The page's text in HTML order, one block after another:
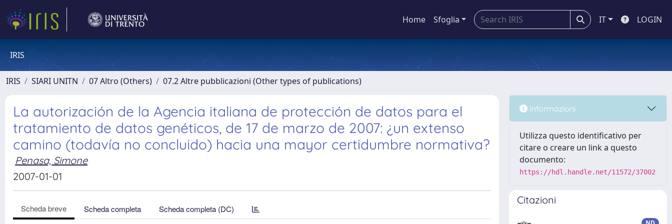
Home Sfoglia IT LOGIN
IRIS
IRIS SIARI UNITN 07 Altro (Others) 07.2 Altre pubblicazioni (Other types of publications)
La autorización de la Agencia italiana de protección de datos para el
tratamiento de datos genéticos, de 17 de marzo de 2007: ¿un extenso
camino (todavía no concluido) hacia una mayor certidumbre normativa?
Penasa, Simone
2007-01-01
Scheda breve Scheda completa Scheda completa (DC)
Informazioni
Utilizza questo identificativo per
citare o creare un link a questo
documento:
https://hdl.handle.net/11572/37002
Citazioni